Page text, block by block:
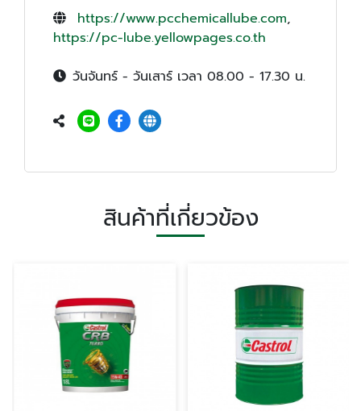
https://www.pcchemicallube.com,
https://pc-lube.yellowpages.co.th
วันจันทร์ - วันเสาร์ เวลา 08.00 - 17.30 น.
สินค้าที่เกี่ยวข้อง